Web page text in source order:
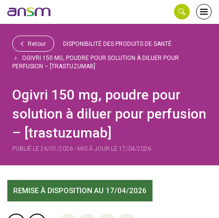
le
Retour DISPONIBILITÉ DES PRODUITS DE SANTÉ
OGIVRI 150 MG, POUDRE POUR SOLUTION À DILUER POUR
PERFUSION – [TRASTUZUMAB]
Ogivri 150 mg, poudre pour
solution à diluer pour perfusion
– [trastuzumab]
PUBLIÉ LE 26/01/2026 - MIS À JOUR LE 17/04/2026
REMISE À DISPOSITION AU 17/04/2026